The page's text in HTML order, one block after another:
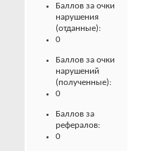
Баллов за очки
нарушения
(отданные):
0
Баллов за очки
нарушений
(полученные):
0
Баллов за
рефералов:
0